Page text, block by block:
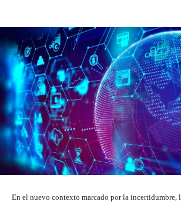
En el nuevo contexto marcado por la incertidumbre,